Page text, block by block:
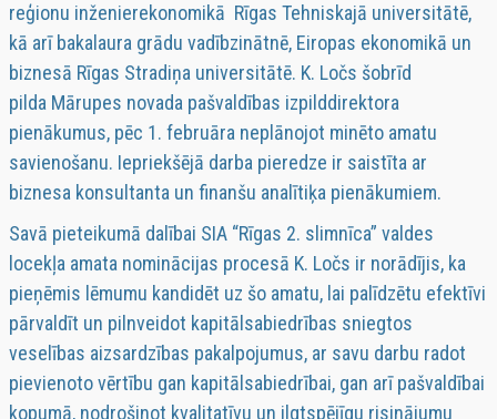
reģionu inženierekonomikā Rīgas Tehniskajā universitātē,
kā arī bakalaura grādu vadībzinātnē, Eiropas ekonomikā un
biznesā Rīgas Stradiņa universitātē. K. Ločs šobrīd
pilda Mārupes novada pašvaldības izpilddirektora
pienākumus, pēc 1. februāra neplānojot minēto amatu
savienošanu. Iepriekšējā darba pieredze ir saistīta ar
biznesa konsultanta un finanšu analītiķa pienākumiem.
Savā pieteikumā dalībai SIA “Rīgas 2. slimnīca” valdes
locekļa amata nominācijas procesā K. Ločs ir norādījis, ka
pieņēmis lēmumu kandidēt uz šo amatu, lai palīdzētu efektīvi
pārvaldīt un pilnveidot kapitālsabiedrības sniegtos
veselības aizsardzības pakalpojumus, ar savu darbu radot
pievienoto vērtību gan kapitālsabiedrībai, gan arī pašvaldībai
kopumā, nodrošinot kvalitatīvu un ilgtspējīgu risinājumu